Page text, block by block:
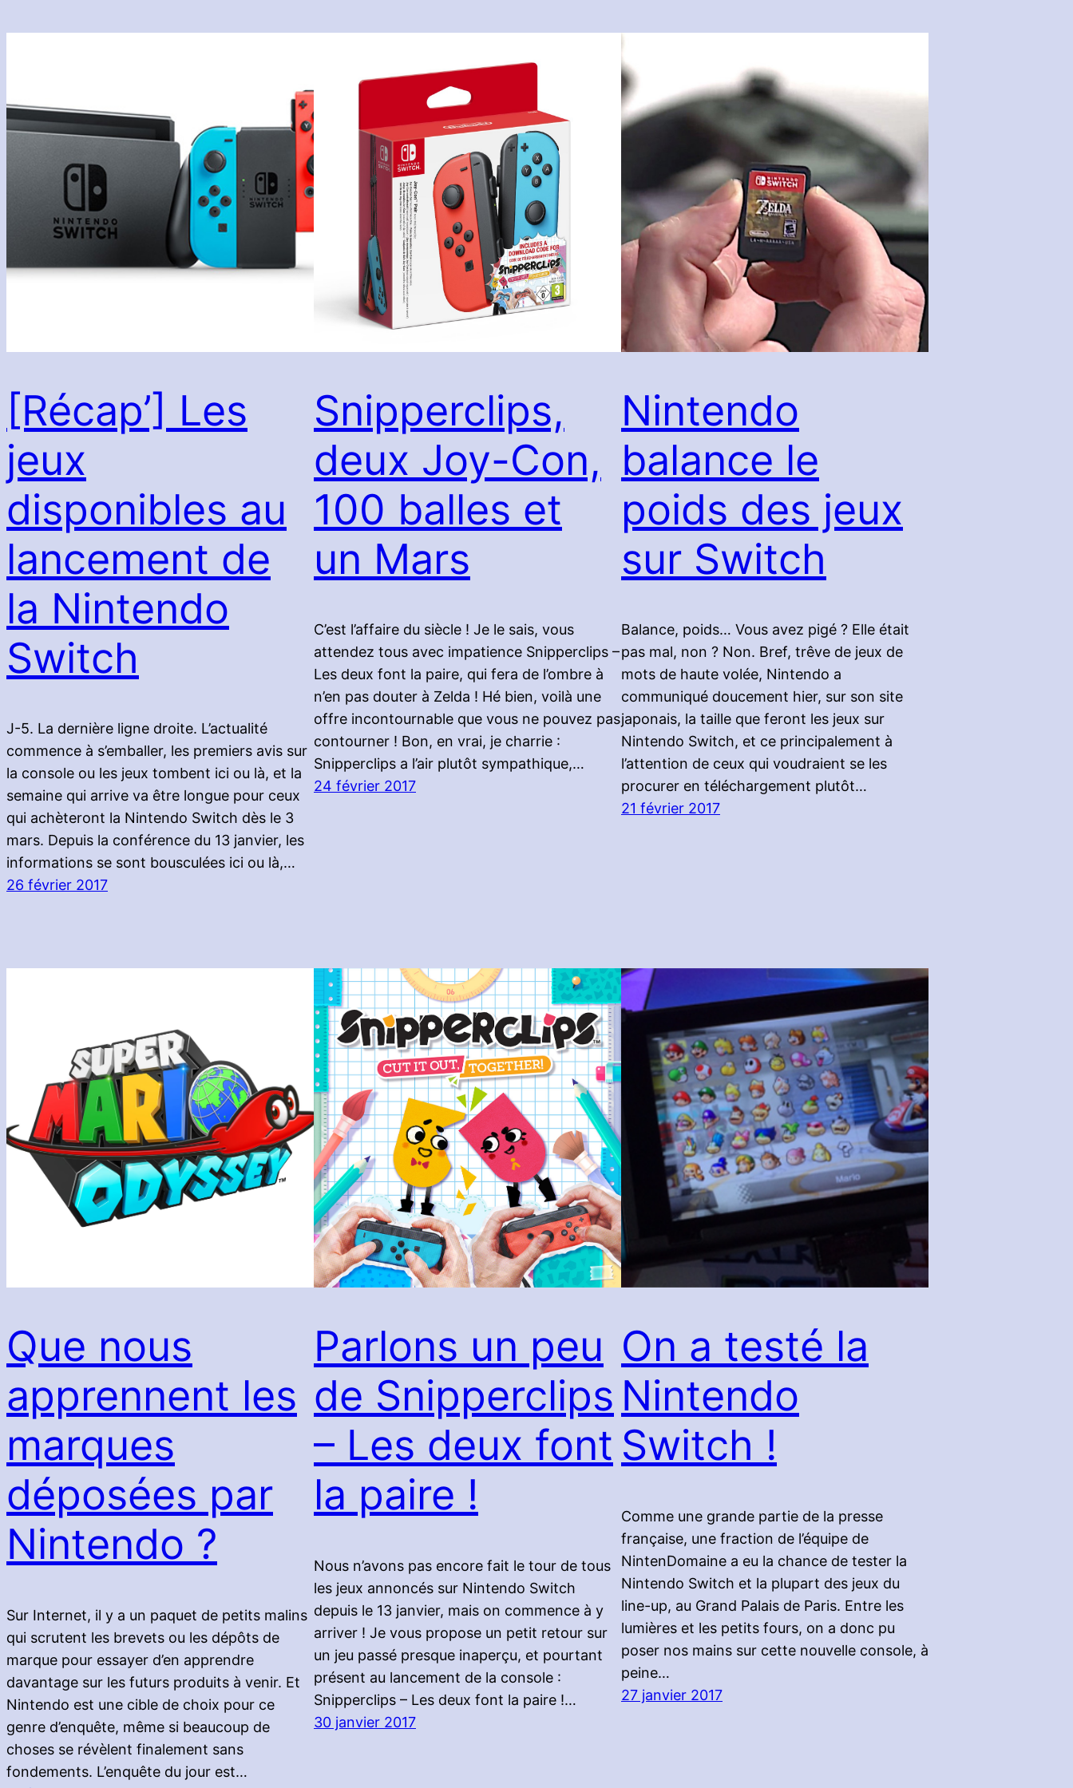
[Récap’] Les
jeux
disponibles au
lancement de
la Nintendo
Switch
J-5. La dernière ligne droite. L’actualité
commence à s’emballer, les premiers avis sur
la console ou les jeux tombent ici ou là, et la
semaine qui arrive va être longue pour ceux
qui achèteront la Nintendo Switch dès le 3
mars. Depuis la conférence du 13 janvier, les
informations se sont bousculées ici ou là,…
26 février 2017
Snipperclips,
deux Joy-Con,
100 balles et
un Mars
C’est l’affaire du siècle ! Je le sais, vous
attendez tous avec impatience Snipperclips –
Les deux font la paire, qui fera de l’ombre à
n’en pas douter à Zelda ! Hé bien, voilà une
offre incontournable que vous ne pouvez pas
contourner ! Bon, en vrai, je charrie :
Snipperclips a l’air plutôt sympathique,…
24 février 2017
Nintendo
balance le
poids des jeux
sur Switch
Balance, poids… Vous avez pigé ? Elle était
pas mal, non ? Non. Bref, trêve de jeux de
mots de haute volée, Nintendo a
communiqué doucement hier, sur son site
japonais, la taille que feront les jeux sur
Nintendo Switch, et ce principalement à
l’attention de ceux qui voudraient se les
procurer en téléchargement plutôt…
21 février 2017
Que nous
apprennent les
marques
déposées par
Nintendo ?
Sur Internet, il y a un paquet de petits malins
qui scrutent les brevets ou les dépôts de
marque pour essayer d’en apprendre
davantage sur les futurs produits à venir. Et
Nintendo est une cible de choix pour ce
genre d’enquête, même si beaucoup de
choses se révèlent finalement sans
fondements. L’enquête du jour est…
Parlons un peu
de Snipperclips
– Les deux font
la paire !
Nous n’avons pas encore fait le tour de tous
les jeux annoncés sur Nintendo Switch
depuis le 13 janvier, mais on commence à y
arriver ! Je vous propose un petit retour sur
un jeu passé presque inaperçu, et pourtant
présent au lancement de la console :
Snipperclips – Les deux font la paire !…
30 janvier 2017
On a testé la
Nintendo
Switch !
Comme une grande partie de la presse
française, une fraction de l’équipe de
NintenDomaine a eu la chance de tester la
Nintendo Switch et la plupart des jeux du
line-up, au Grand Palais de Paris. Entre les
lumières et les petits fours, on a donc pu
poser nos mains sur cette nouvelle console, à
peine…
27 janvier 2017